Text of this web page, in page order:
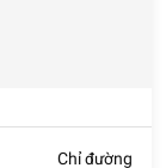
Chỉ đường